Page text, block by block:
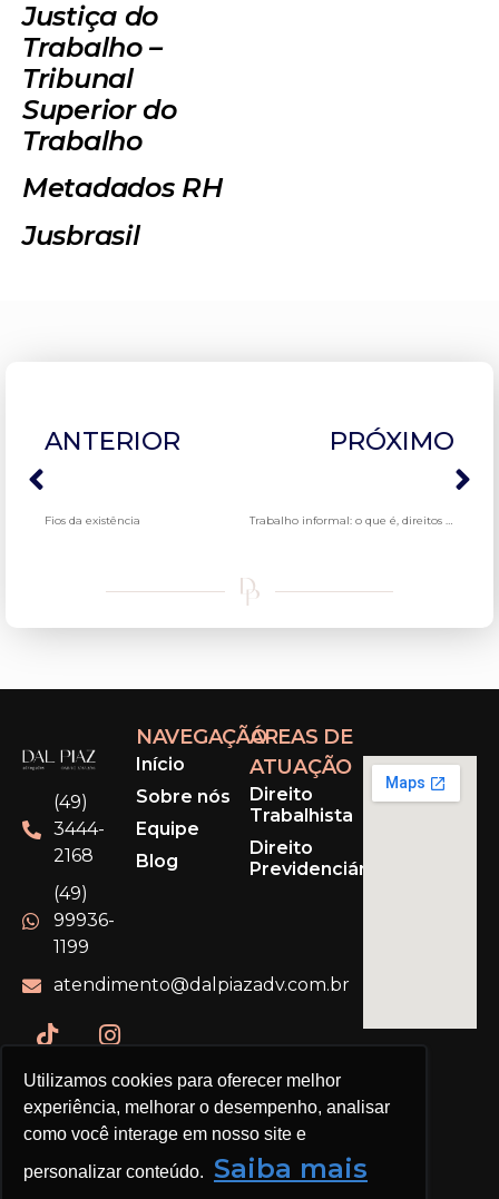
Utilizamos cookies para oferecer melhor
experiência, melhorar o desempenho, analisar
como você interage em nosso site e
personalizar conteúdo. Saiba mais
Justiça do
Trabalho –
Tribunal
Superior do
Trabalho
Metadados RH
Jusbrasil
ANTERIOR
Fios da existência
PRÓXIMO
Trabalho informal: o que é, direitos previdenciários e desafios
(49)
3444-
2168
(49)
99936-
1199
atendimento@dalpiazadv.com.br
NAVEGAÇÃO
Início
Sobre nós
Equipe
Blog
ÁREAS DE
ATUAÇÃO
Direito
Trabalhista
Direito
Previdenciário